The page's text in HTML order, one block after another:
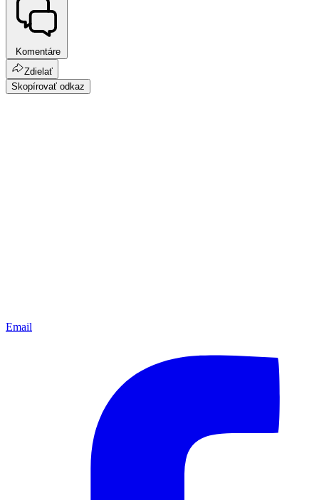
Komentáre
Zdielať
Skopírovať odkaz
Email